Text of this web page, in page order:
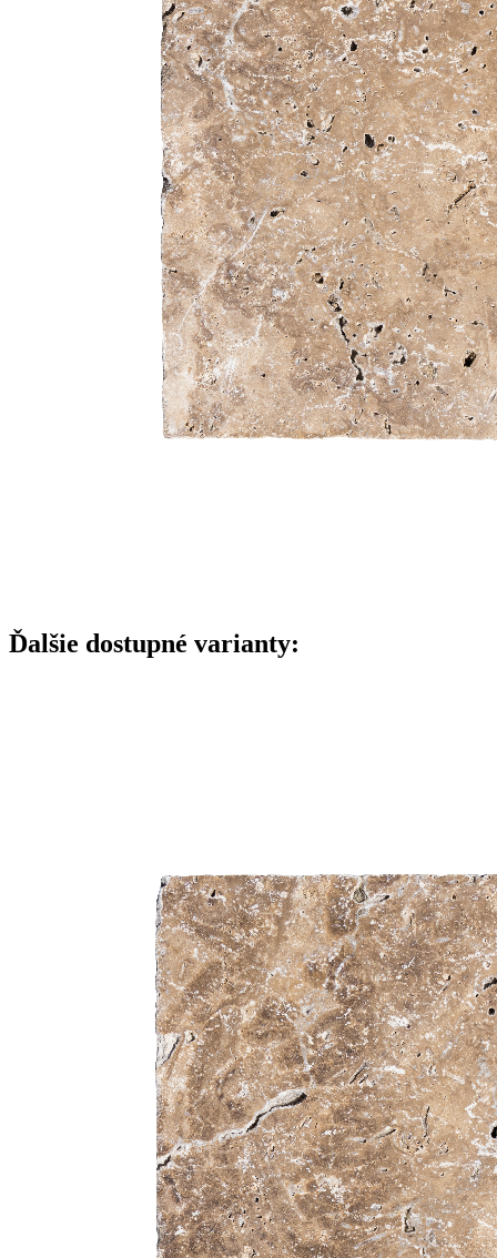
Ďalšie dostupné varianty: